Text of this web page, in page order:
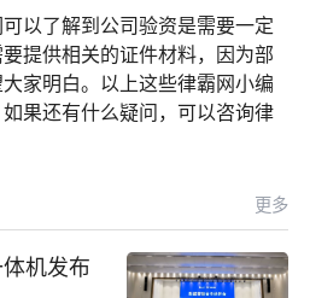
以了解到公司验资是需要一定
提供相关的证件材料，因为部
家明白。以上这些律霸网小编
果还有什么疑问，可以咨询律
更多
机发布